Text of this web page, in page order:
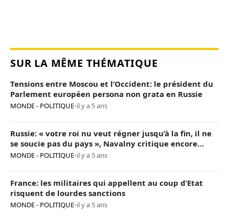
SUR LA MÊME THÉMATIQUE
Tensions entre Moscou et l’Occident: le président du
Parlement européen persona non grata en Russie
MONDE - POLITIQUE•il y a 5 ans
Russie: « votre roi nu veut régner jusqu’à la fin, il ne
se soucie pas du pays », Navalny critique encore
Poutine
MONDE - POLITIQUE•il y a 5 ans
France: les militaires qui appellent au coup d’Etat
risquent de lourdes sanctions
MONDE - POLITIQUE•il y a 5 ans